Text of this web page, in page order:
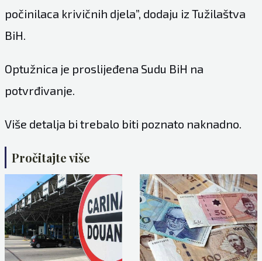
počinilaca krivičnih djela”, dodaju iz Tužilaštva
BiH.
Optužnica je proslijeđena Sudu BiH na
potvrđivanje.
Više detalja bi trebalo biti poznato naknadno.
Pročitajte više